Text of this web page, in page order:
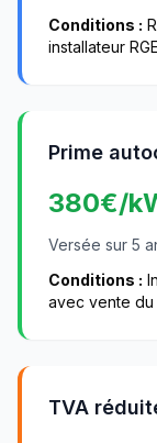
Conditions :
installateur RGE
Prime
380€/
Versée sur 5
Conditions :
avec vente du
TVA